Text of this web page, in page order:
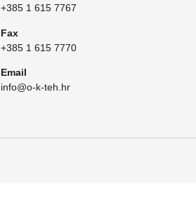
+385 1 615 7767
Fax
+385 1 615 7770
Email
info@o-k-teh.hr